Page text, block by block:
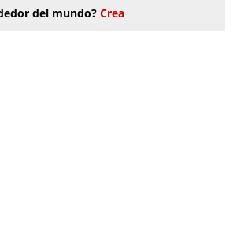
del mundo? Crea